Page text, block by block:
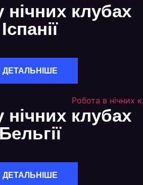
нічних клубах
Іспанії
ДЕТАЛЬНІШЕ
нічних клубах
Бельгії
ДЕТАЛЬНІШЕ